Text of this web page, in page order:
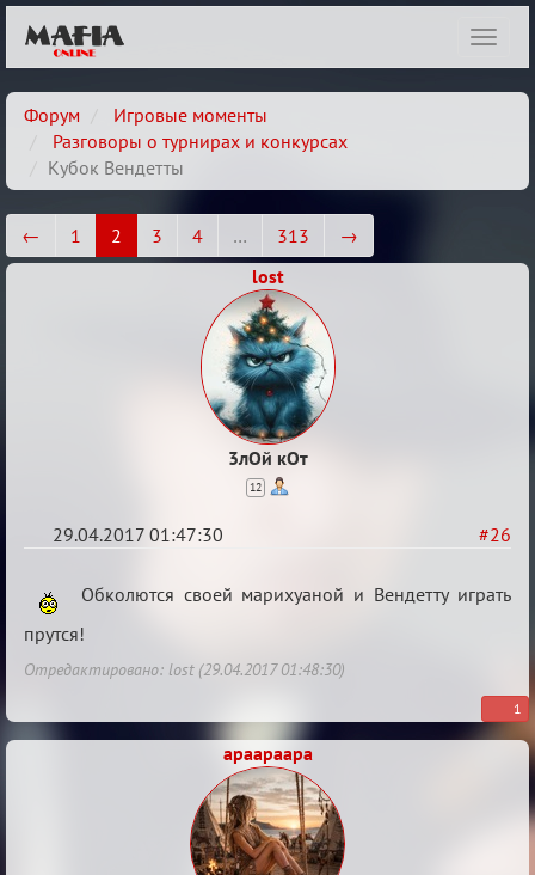
Форум
Игровые моменты
Разговоры о турнирах и конкурсах
Кубок Вендетты
← 1 2 3 4 … 313
→
lost
3лОй кОт
12
#26
29.04.2017 01:47:30
Re:
Кубок
Вендетты
Обколются своей марихуаной и Вендетту играть
прутся!
Отредактировано: lost (29.04.2017 01:48:30)
1
apaapaapa